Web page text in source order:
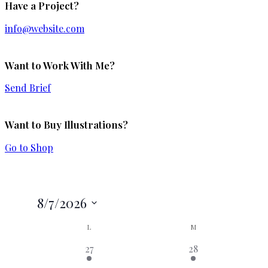
Have a Project?
info@website.com
Want to Work With Me?
Send Brief
Want to Buy Illustrations?
Go to Shop
8/7/2026
Calendario
L M
2
eventos,
27
2
eventos,
28